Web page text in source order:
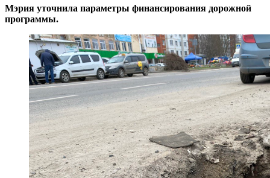
Мэрия уточнила параметры финансирования дорожной
программы.